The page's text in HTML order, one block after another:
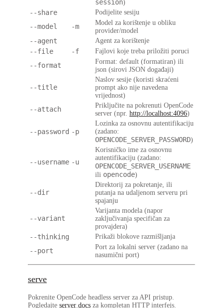
session)
--share Podijelite sesiju
--model -m
Model za korištenje u obliku
provider/model
--agent Agent za korištenje
--file -f Fajlovi koje treba priložiti poruci
--format
Format: default (formatiran) ili
json (sirovi JSON događaji)
--title
Naslov sesije (koristi skraćeni
prompt ako nije navedena
vrijednost)
--attach
Priključite na pokrenuti OpenCode
server (npr. http://localhost:4096)
--password -p
Lozinka za osnovnu autentifikaciju
(zadano:
OPENCODE_SERVER_PASSWORD)
--username -u
Korisničko ime za osnovnu
autentifikaciju (zadano:
OPENCODE_SERVER_USERNAME
ili opencode)
--dir
Direktorij za pokretanje, ili
putanja na udaljenom serveru pri
spajanju
--variant
Varijanta modela (napor
zaključivanja specifičan za
provajdera)
--thinking Prikaži blokove razmišljanja
--port
Port za lokalni server (zadano na
nasumični port)
serve
Pokrenite OpenCode headless server za API pristup.
Pogledajte server docs za kompletan HTTP interfejs.